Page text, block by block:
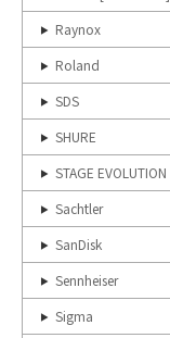
Raynox
Roland
SDS
SHURE
STAGE EVOLUTION
Sachtler
SanDisk
Sennheiser
Sigma